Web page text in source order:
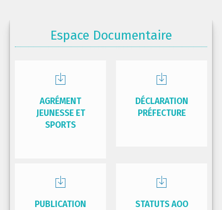
Espace Documentaire
AGRÉMENT
JEUNESSE ET
SPORTS
DÉCLARATION
PRÉFECTURE
PUBLICATION
STATUTS AOO